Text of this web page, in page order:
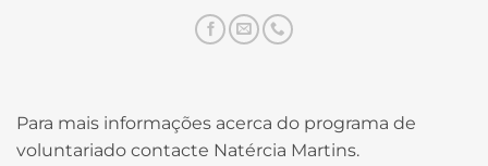
Para mais informações acerca do programa de
voluntariado contacte Natércia Martins.